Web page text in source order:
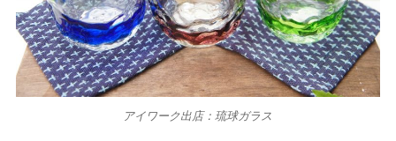
アイワーク出店：琉球ガラス